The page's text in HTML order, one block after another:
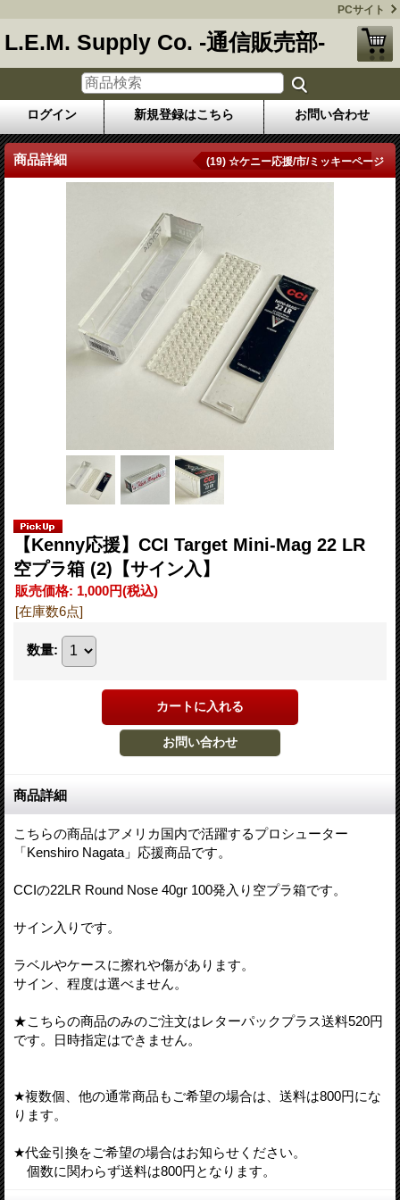
PCサイト
L.E.M. Supply Co. -通信販売部-
ログイン 新規登録はこちら お問い合わせ
商品詳細 (19) ☆ケニー応援/市/ミッキーページ
【Kenny応援】CCI Target Mini-Mag 22 LR
空プラ箱 (2)【サイン入】
販売価格: 1,000円(税込)
[在庫数6点]
数量:
商品詳細
こちらの商品はアメリカ国内で活躍するプロシューター
「Kenshiro Nagata」応援商品です。
CCIの22LR Round Nose 40gr 100発入り空プラ箱です。
サイン入りです。
ラベルやケースに擦れや傷があります。
サイン、程度は選べません。
★こちらの商品のみのご注文はレターパックプラス送料520円
です。日時指定はできません。
★複数個、他の通常商品もご希望の場合は、送料は800円にな
ります。
★代金引換をご希望の場合はお知らせください。
個数に関わらず送料は800円となります。